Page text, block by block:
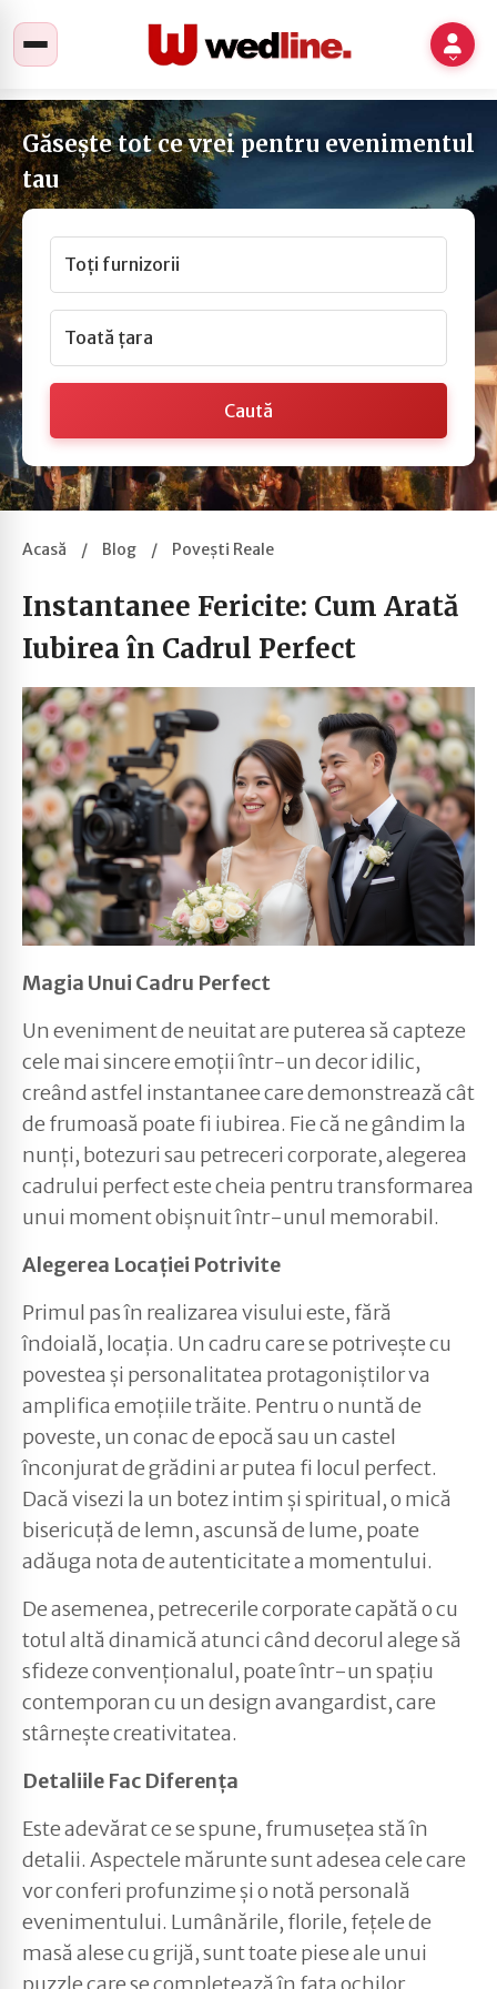
Găsește tot ce vrei pentru evenimentul
tau
Toți furnizorii
Toată țara
Caută
Acasă / Blog / Povești Reale
Instantanee Fericite: Cum Arată
Iubirea în Cadrul Perfect
Magia Unui Cadru Perfect
Un eveniment de neuitat are puterea să capteze
cele mai sincere emoții într-un decor idilic,
creând astfel instantanee care demonstrează cât
de frumoasă poate fi iubirea. Fie că ne gândim la
nunți, botezuri sau petreceri corporate, alegerea
cadrului perfect este cheia pentru transformarea
unui moment obișnuit într-unul memorabil.
Alegerea Locației Potrivite
Primul pas în realizarea visului este, fără
îndoială, locația. Un cadru care se potrivește cu
povestea și personalitatea protagoniștilor va
amplifica emoțiile trăite. Pentru o nuntă de
poveste, un conac de epocă sau un castel
înconjurat de grădini ar putea fi locul perfect.
Dacă visezi la un botez intim și spiritual, o mică
bisericuță de lemn, ascunsă de lume, poate
adăuga nota de autenticitate a momentului.
De asemenea, petrecerile corporate capătă o cu
totul altă dinamică atunci când decorul alege să
sfideze convenționalul, poate într-un spațiu
contemporan cu un design avangardist, care
stârnește creativitatea.
Detaliile Fac Diferența
Este adevărat ce se spune, frumusețea stă în
detalii. Aspectele mărunte sunt adesea cele care
vor conferi profunzime și o notă personală
evenimentului. Lumânările, florile, fețele de
masă alese cu grijă, sunt toate piese ale unui